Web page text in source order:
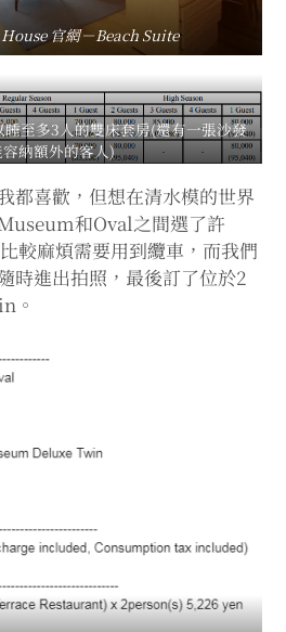
官網－Beach Suite
睡至多3人的雙床套房(還有一張沙發
納額外的客人)
容納額外的客人)
床的套房(建議6歲以上的客人入住)
要使用耳機的藝術作品)
都喜歡，但想在清水模的世界
和Oval之間選了許
較麻煩需要用到纜車，而我們
時進出拍照，最後訂了位於2
。